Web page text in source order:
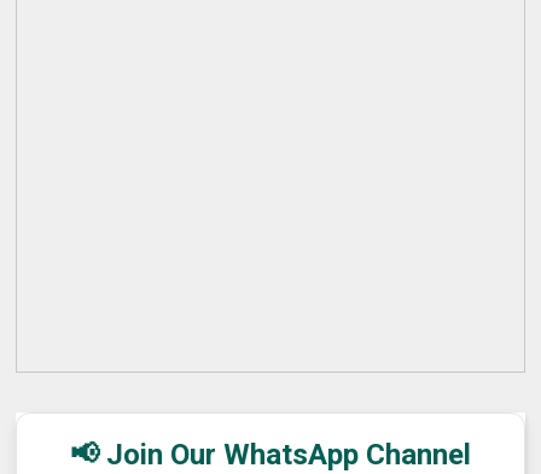
📢 Join Our WhatsApp Channel